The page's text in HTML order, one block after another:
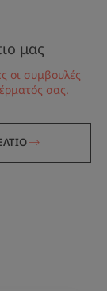
μας
οι συμβουλές
σας.